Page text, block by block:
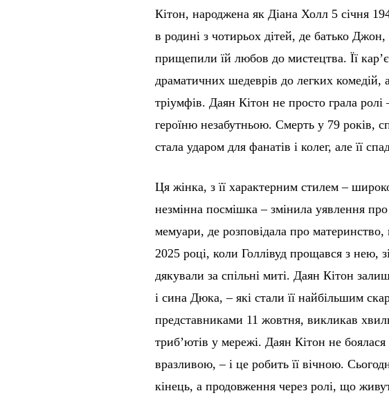
Кітон, народжена як Діана Холл 5 січня
в родині з чотирьох дітей, де батько
прищепили їй любов до мистецтва. Її
драматичних шедеврів до легких комедій,
тріумфів. Даян Кітон не просто грала
героїню незабутньою. Смерть у 79 років,
стала ударом для фанатів і колег, але її
Ця жінка, з її характерним стилем –
незмінна посмішка – змінила уявлення
мемуари, де розповідала про
2025 році, коли Голлівуд прощався з нею,
дякували за спільні миті. Даян Кітон
і сина Дюка, – які стали її найбільшим
представниками 11 жовтня, викликав
триб’ютів у мережі. Даян Кітон не
вразливою, – і це робить її вічною.
кінець, а продовження через ролі, що